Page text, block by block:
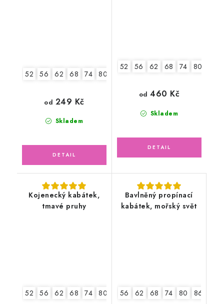
52 56 62 68 74 80
Skladem
od 249 Kč
52 56 62 68 74 80
Skladem
od 460 Kč
Kojenecký kabátek,
tmavé pruhy
52 56 62 68 74 80 86
Bavlněný propínací
kabátek, mořský svět
56 62 68 74 80 86